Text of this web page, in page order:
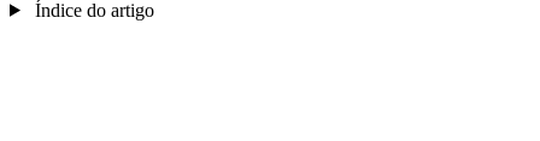
Índice do artigo